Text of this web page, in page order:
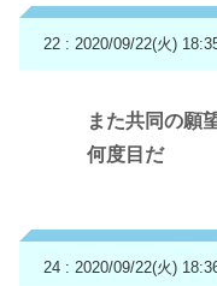
22 : 2020/09/22(火)
また共同の願
何度目だ
24 : 2020/09/22(火)